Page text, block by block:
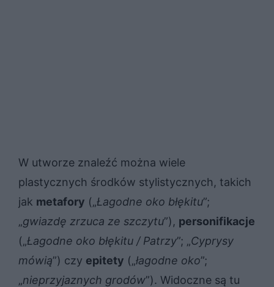
W utworze znaleźć można wiele
plastycznych środków stylistycznych, takich
jak metafory („Łagodne oko błękitu”;
„gwiazdę zrzuca ze szczytu”), personifikacje
(„Łagodne oko błękitu / Patrzy”; „Cyprysy
mówią”) czy epitety („łagodne oko”;
„nieprzyjaznych grodów”). Widoczne są tu